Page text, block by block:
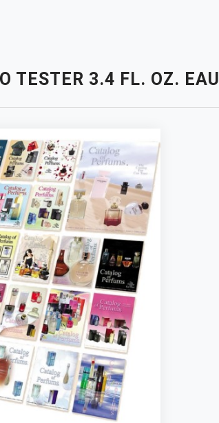
TESTER 3.4 FL. OZ.